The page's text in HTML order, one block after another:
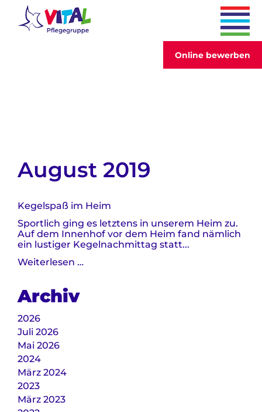
Online bewerben
August 2019
Kegelspaß im Heim
Sportlich ging es letztens in unserem Heim zu.
Auf dem Innenhof vor dem Heim fand nämlich
ein lustiger Kegelnachmittag statt...
Weiterlesen …Kegelspaß
Archiv
2026
Juli 2026
Mai 2026
2024
März 2024
2023
März 2023